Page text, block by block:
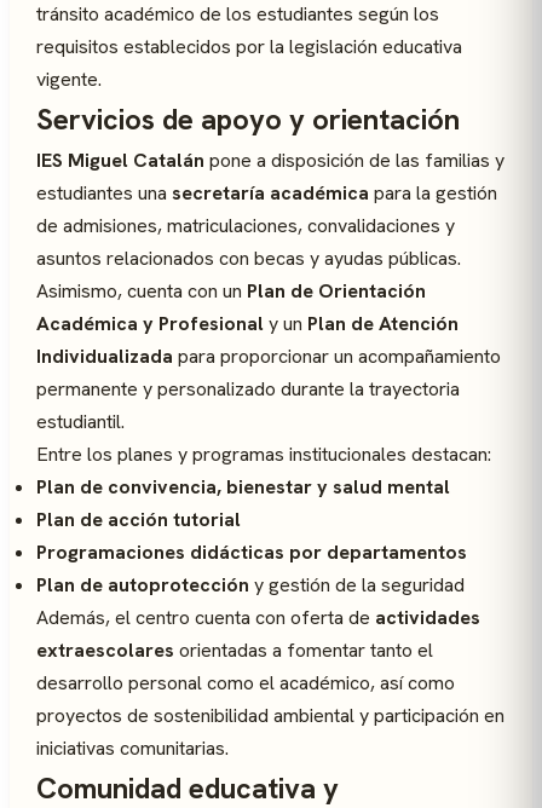
tránsito académico de los estudiantes según los
requisitos establecidos por la legislación educativa
vigente.
Servicios de apoyo y orientación
IES Miguel Catalán pone a disposición de las familias y
estudiantes una secretaría académica para la gestión
de admisiones, matriculaciones, convalidaciones y
asuntos relacionados con becas y ayudas públicas.
Asimismo, cuenta con un Plan de Orientación
Académica y Profesionaly un Plan de Atención
Individualizada para proporcionar un acompañamiento
permanente y personalizado durante la trayectoria
estudiantil.
Entre los planes y programas institucionales destacan:
Plan de convivencia, bienestar y salud mental
Plan de acción tutorial
Programaciones didácticas por departamentos
Plan de autoprotección y gestión de la seguridad
Además, el centro cuenta con oferta de actividades
extraescolares orientadas a fomentar tanto el
desarrollo personal como el académico, así como
proyectos de sostenibilidad ambiental y participación en
iniciativas comunitarias.
Comunidad educativa y